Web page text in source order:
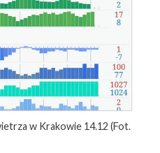
w Krakowie 14.12 (Fot.